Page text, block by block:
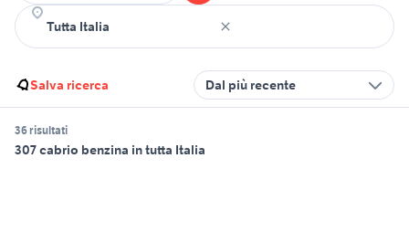
Salva ricerca Dal più recente
36 risultati
307 cabrio benzina in tutta Italia